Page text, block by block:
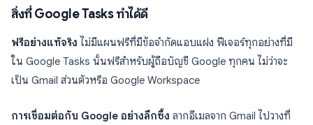
สิ่งที่ Google Tasks ทำได้ดี
ฟรีอย่างแท้จริง ไม่มีแผนฟรีที่มีข้อจำกัดแอบแฝง ฟีเจอร์ทุกอย่างที่มี
ใน Google Tasks นั้นฟรีสำหรับผู้ถือบัญชี Google ทุกคน ไม่ว่าจะ
เป็น Gmail ส่วนตัวหรือ Google Workspace
การเชื่อมต่อกับ Google อย่างลึกซึ้ง ลากอีเมลจาก Gmail ไปวางที่